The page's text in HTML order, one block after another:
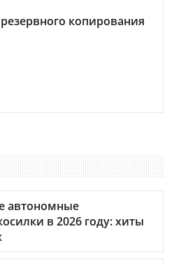
копирования
автономные
в 2026 году: хиты